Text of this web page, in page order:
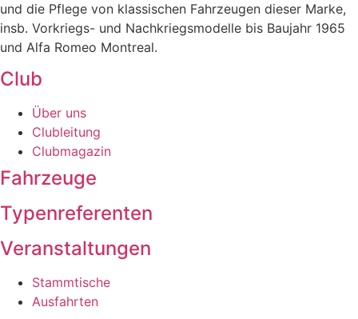
und die Pflege von klassischen Fahrzeugen dieser Marke,
insb. Vorkriegs- und Nachkriegsmodelle bis Baujahr 1965
und Alfa Romeo Montreal.
Club
Über uns
Clubleitung
Clubmagazin
Fahrzeuge
Typenreferenten
Veranstaltungen
Stammtische
Ausfahrten